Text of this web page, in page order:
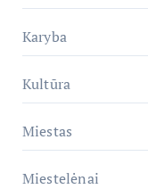
Karyba
Kultūra
Miestas
Miestelėnai